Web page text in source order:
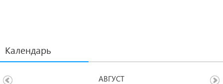
Календарь
АВГУСТ